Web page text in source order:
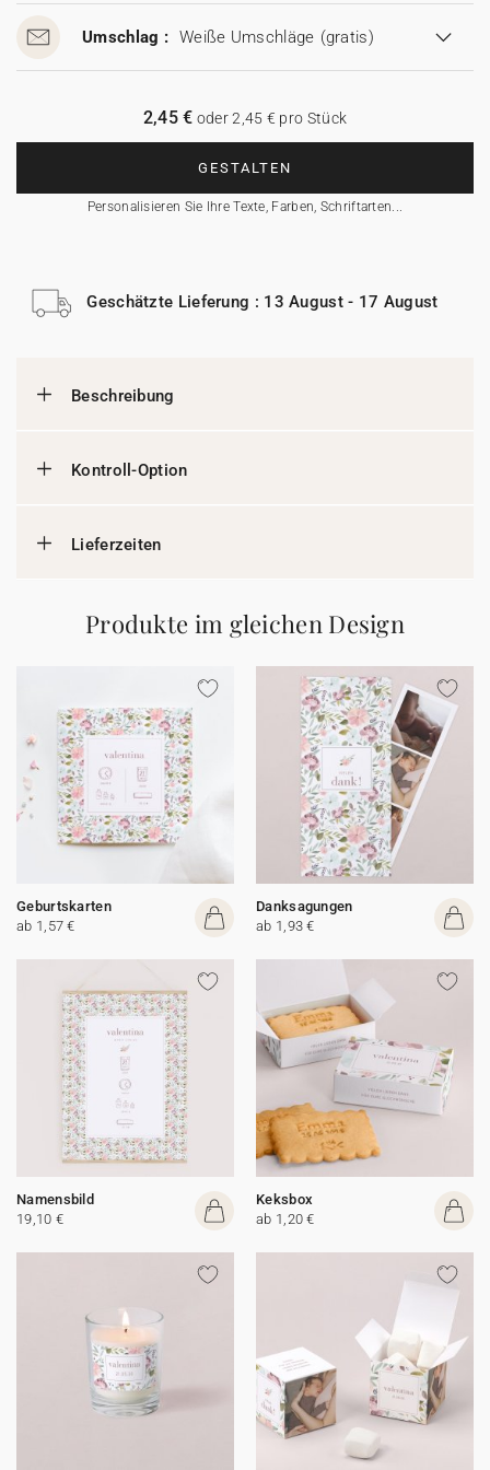
Umschlag : Weiße Umschläge (gratis)
GESTALTEN
Personalisieren Sie Ihre Texte, Farben, Schriftarten...
2,45 € oder 2,45 € pro Stück
Geschätzte Lieferung : 13 August - 17 August
Beschreibung
Kontroll-Option
Lieferzeiten
Produkte im gleichen Design
Geburtskarten
ab 1,57 €
Danksagungen
ab 1,93 €
Namensbild
19,10 €
Keksbox
ab 1,20 €